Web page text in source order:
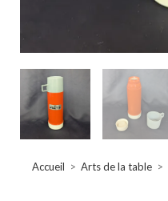
Accueil > Arts de la table >